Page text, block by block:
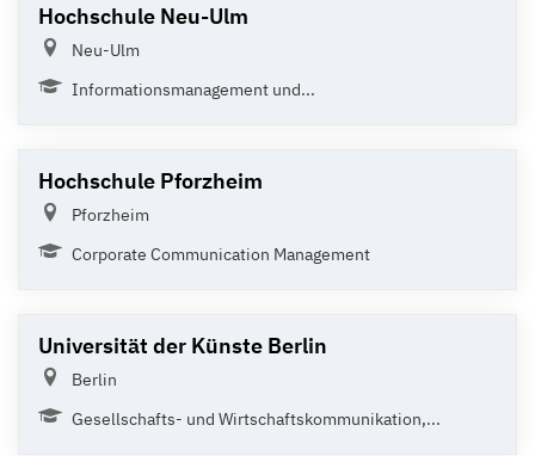
Hochschule Neu-Ulm
Neu-Ulm
Informationsmanagement und...
Hochschule Pforzheim
Pforzheim
Corporate Communication Management
Universität der Künste Berlin
Berlin
Gesellschafts- und Wirtschaftskommunikation,...